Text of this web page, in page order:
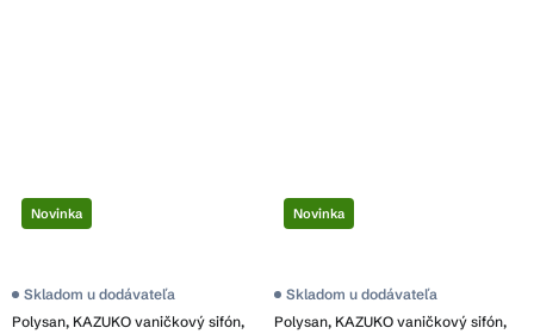
Novinka
Polysan, KAZUKO vaničkový sifón,
Skladom u dodávateľa
Novinka
Polysan, KAZUKO vaničkový sifón,
Skladom u dodávateľa